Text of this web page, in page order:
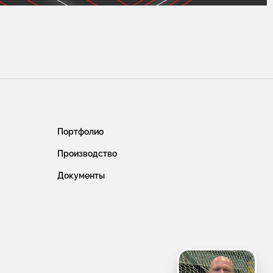
Портфолио
Производство
Документы